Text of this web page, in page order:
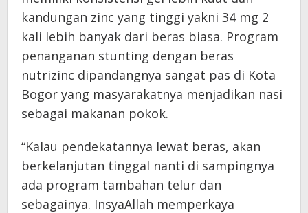
kandungan zinc yang tinggi yakni 34 mg 2
kali lebih banyak dari beras biasa. Program
penanganan stunting dengan beras
nutrizinc dipandangnya sangat pas di Kota
Bogor yang masyarakatnya menjadikan nasi
sebagai makanan pokok.
“Kalau pendekatannya lewat beras, akan
berkelanjutan tinggal nanti di sampingnya
ada program tambahan telur dan
sebagainya. InsyaAllah memperkaya